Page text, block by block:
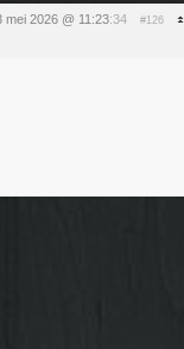
mei 2026 @ 11:23:34 #126